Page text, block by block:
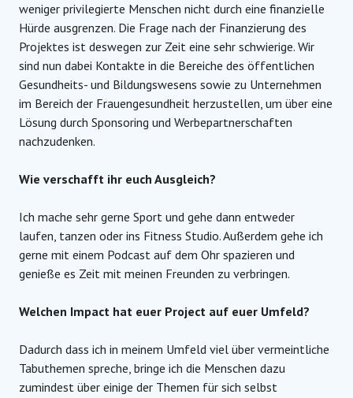
weniger privilegierte Menschen nicht durch eine finanzielle
Hürde ausgrenzen. Die Frage nach der Finanzierung des
Projektes ist deswegen zur Zeit eine sehr schwierige. Wir
sind nun dabei Kontakte in die Bereiche des öffentlichen
Gesundheits- und Bildungswesens sowie zu Unternehmen
im Bereich der Frauengesundheit herzustellen, um über eine
Lösung durch Sponsoring und Werbepartnerschaften
nachzudenken.
Wie verschafft ihr euch Ausgleich?
Ich mache sehr gerne Sport und gehe dann entweder
laufen, tanzen oder ins Fitness Studio. Außerdem gehe ich
gerne mit einem Podcast auf dem Ohr spazieren und
genieße es Zeit mit meinen Freunden zu verbringen.
Welchen Impact hat euer Project auf euer Umfeld?
Dadurch dass ich in meinem Umfeld viel über vermeintliche
Tabuthemen spreche, bringe ich die Menschen dazu
zumindest über einige der Themen für sich selbst